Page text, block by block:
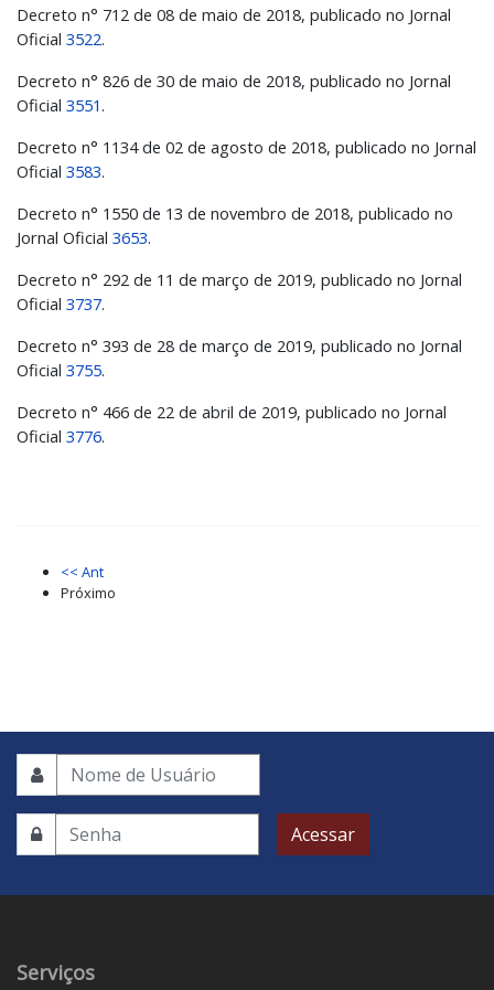
Decreto n° 712 de 08 de maio de 2018, publicado no Jornal
Oficial 3522.
Decreto n° 826 de 30 de maio de 2018, publicado no Jornal
Oficial 3551.
Decreto n° 1134 de 02 de agosto de 2018, publicado no Jornal
Oficial 3583.
Decreto n° 1550 de 13 de novembro de 2018, publicado no
Jornal Oficial 3653.
Decreto n° 292 de 11 de março de 2019, publicado no Jornal
Oficial 3737.
Decreto n° 393 de 28 de março de 2019, publicado no Jornal
Oficial 3755.
Decreto n° 466 de 22 de abril de 2019, publicado no Jornal
Oficial 3776.
<< Ant
Próximo
Acessar
Serviços